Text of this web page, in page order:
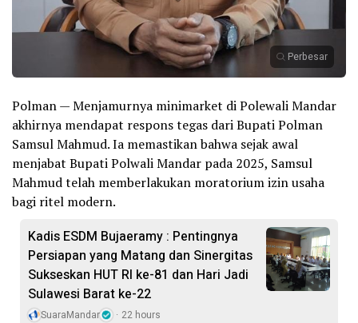
Perbesar
Polman — Menjamurnya minimarket di Polewali Mandar
akhirnya mendapat respons tegas dari Bupati Polman
Samsul Mahmud. Ia memastikan bahwa sejak awal
menjabat Bupati Polwali Mandar pada 2025, Samsul
Mahmud telah memberlakukan moratorium izin usaha
bagi ritel modern.
Kadis ESDM Bujaeramy : Pentingnya
Persiapan yang Matang dan Sinergitas
Sukseskan HUT RI ke-81 dan Hari Jadi
Sulawesi Barat ke-22
SuaraMandar 22 hours